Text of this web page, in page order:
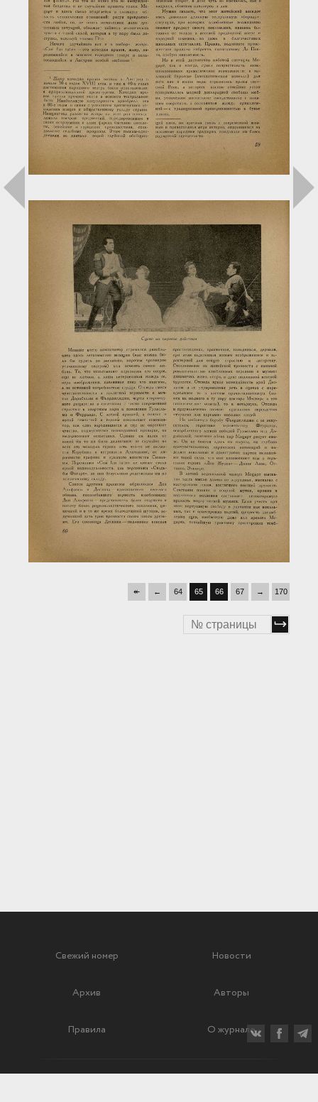
Загрузка...
↞ ← 64 65 66 67 → 170
Свежий номер Новости
Архив Авторы
Правила О журнале